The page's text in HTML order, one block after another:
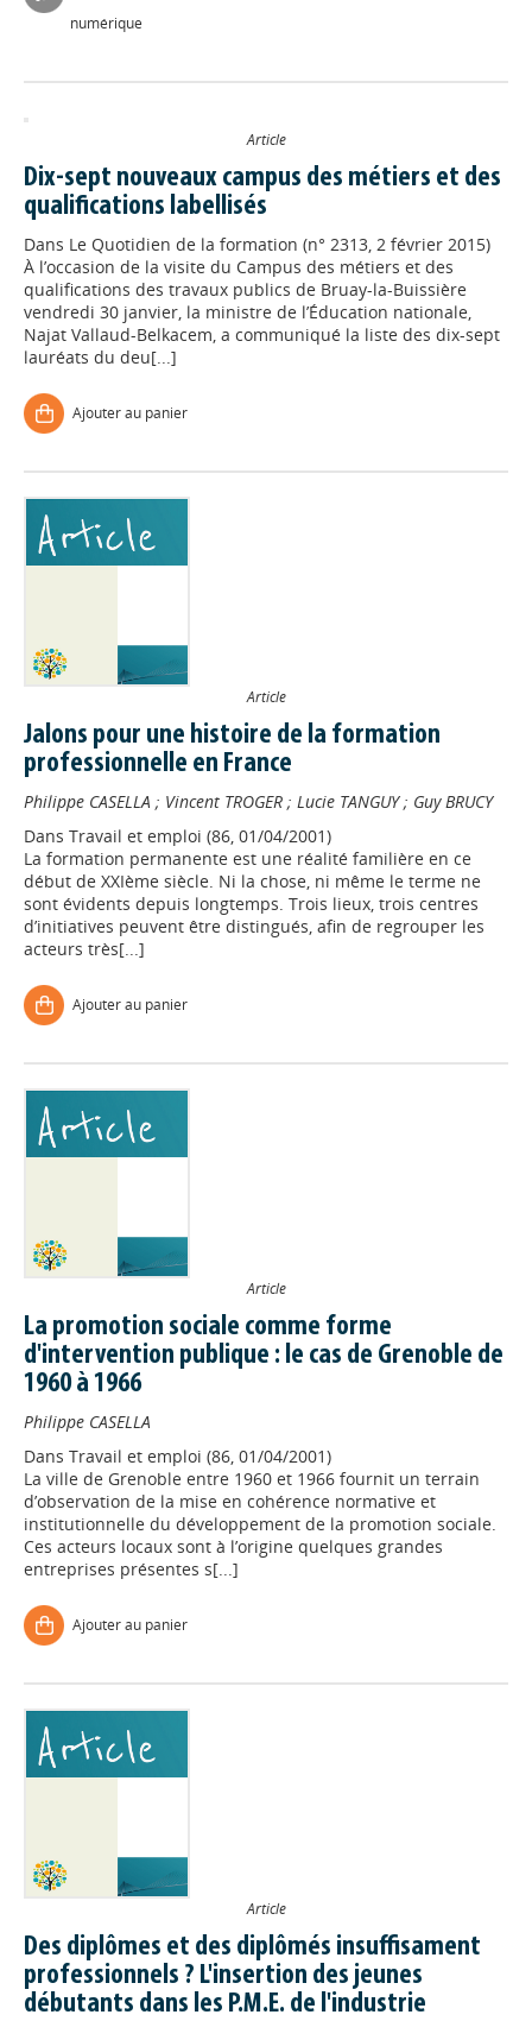
numérique
Article
Dix-sept nouveaux campus des métiers et des
qualifications labellisés
Dans Le Quotidien de la formation (n° 2313, 2 février 2015)
À l’occasion de la visite du Campus des métiers et des
qualifications des travaux publics de Bruay-la-Buissière
vendredi 30 janvier, la ministre de l’Éducation nationale,
Najat Vallaud-Belkacem, a communiqué la liste des dix-sept
lauréats du deu[...]
Ajouter au panier
Article
Jalons pour une histoire de la formation
professionnelle en France
Philippe CASELLA ; Vincent TROGER ; Lucie TANGUY; Guy BRUCY
Dans Travail et emploi (86, 01/04/2001)
La formation permanente est une réalité familière en ce
début de XXIème siècle. Ni la chose, ni même le terme ne
sont évidents depuis longtemps. Trois lieux, trois centres
d’initiatives peuvent être distingués, afin de regrouper les
acteurs très[...]
Ajouter au panier
Article
La promotion sociale comme forme
d'intervention publique : le cas de Grenoble de
1960 à 1966
Philippe CASELLA
Dans Travail et emploi (86, 01/04/2001)
La ville de Grenoble entre 1960 et 1966 fournit un terrain
d’observation de la mise en cohérence normative et
institutionnelle du développement de la promotion sociale.
Ces acteurs locaux sont à l’origine quelques grandes
entreprises présentes s[...]
Ajouter au panier
Article
Des diplômes et des diplômés insuffisament
professionnels ? L'insertion des jeunes
débutants dans les P.M.E. de l'industrie